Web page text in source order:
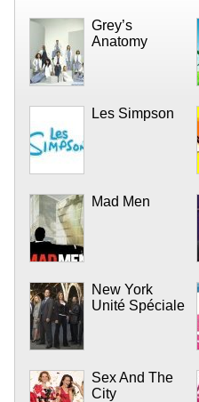
Grey’s
Anatomy
Les Simpson
Mad Men
New York
Unité Spéciale
Sex And The
City